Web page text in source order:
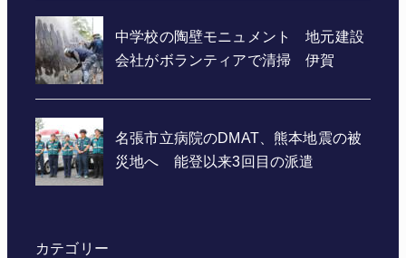
カテゴリー